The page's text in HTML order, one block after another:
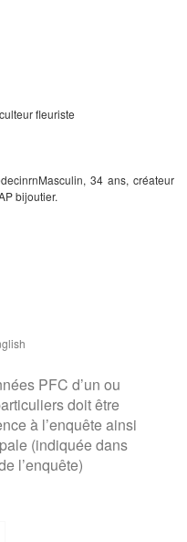
fleuriste
34 ans, créateur
bijoutier.
PFC d’un ou
doit être
à l’enquête ainsi
(indiquée dans
l’enquête)